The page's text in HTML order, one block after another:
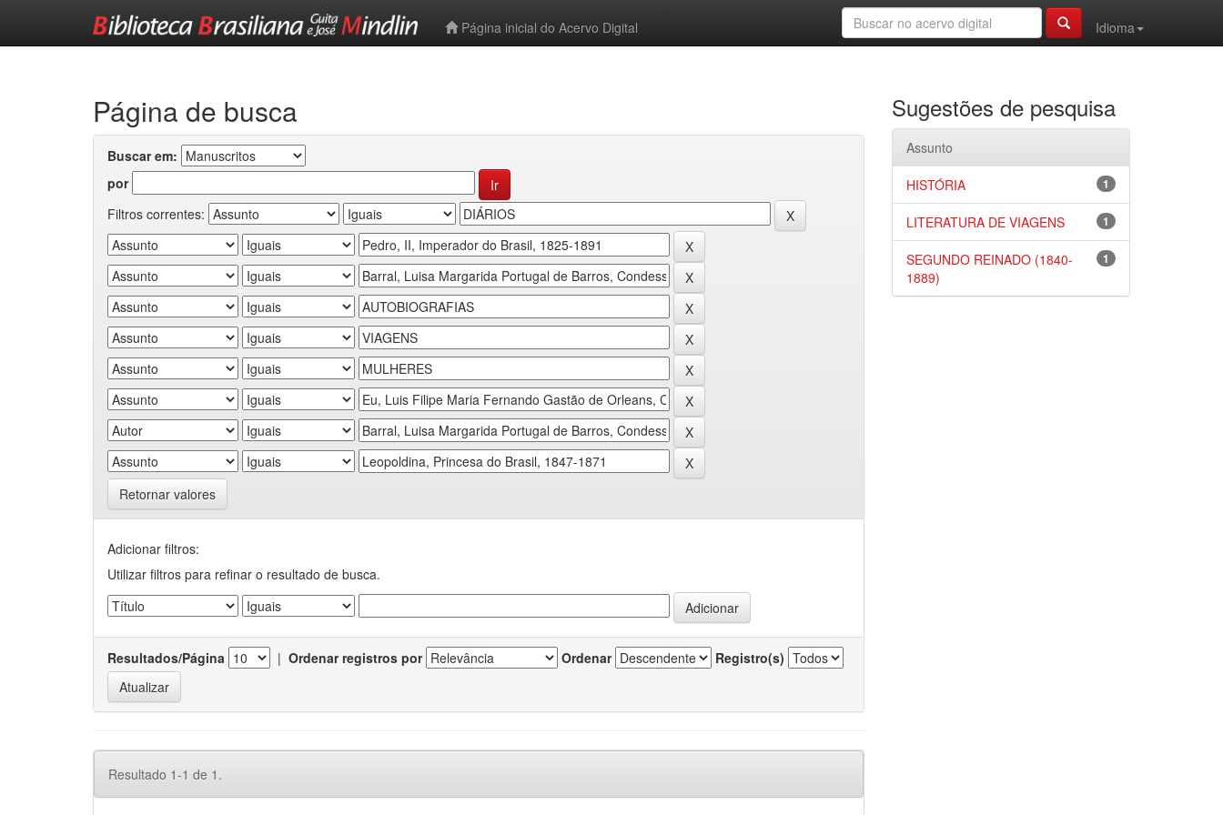
Página inicial do Acervo Digital
Idioma
Página de busca
Buscar em:
por
Filtros correntes:
Retornar valores
Adicionar filtros:
Utilizar filtros para refinar o resultado de busca.
Resultados/Página | Ordenar registros por Ordenar Registro(s)
Resultado 1-1 de 1.
Sugestões de pesquisa
Assunto
1
HISTÓRIA
1
LITERATURA DE VIAGENS
1
SEGUNDO REINADO (1840-
1889)